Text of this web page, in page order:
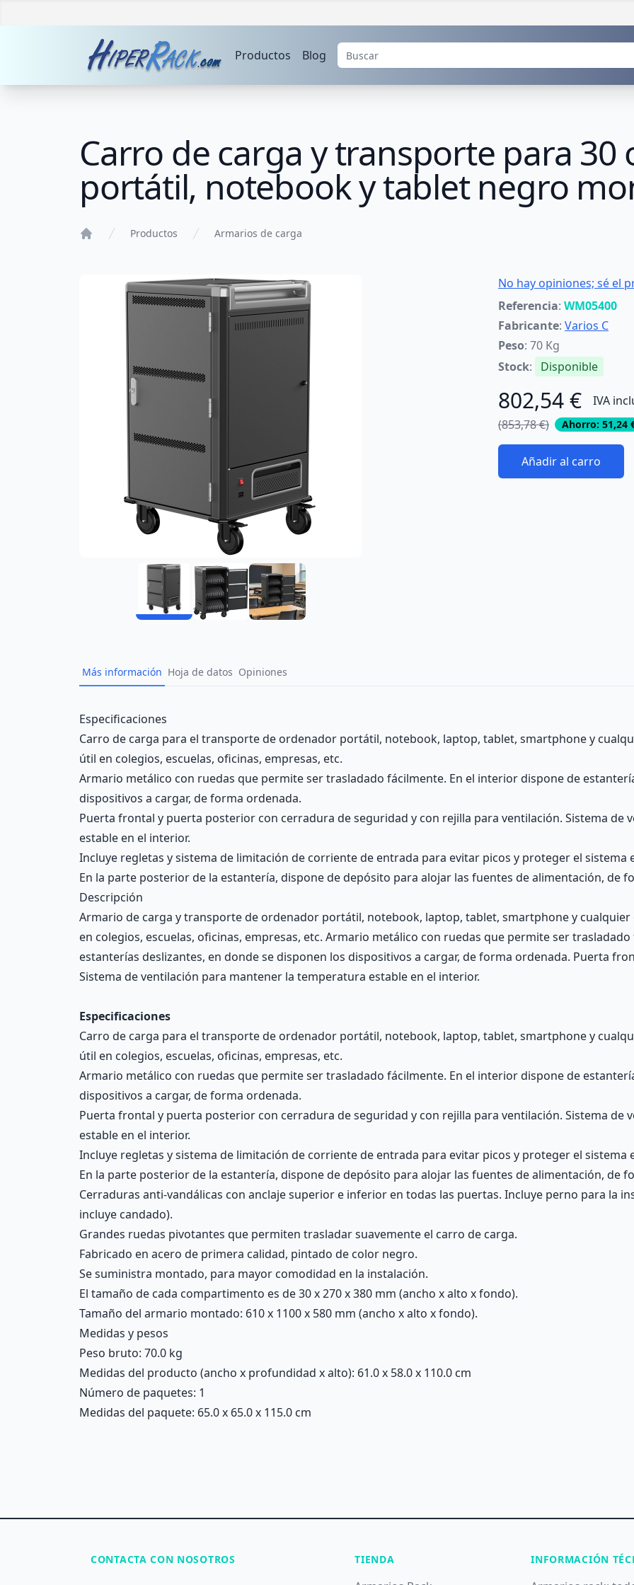
Productos Blog
Carro de carga y transporte para
portátil, notebook y tablet negro
Productos Armarios de carga
No hay opiniones; sé el
Referencia: WM05400
Fabricante: Varios C
Peso: 70 Kg
Stock: Disponible
802,54 €
IVA
(853,78 €)
Ahorro: 51,24
Añadir al carro
Más información Hoja de datos Opiniones
Description
Especificaciones
Carro de carga para el transporte de ordenador portátil, notebook, laptop, tablet, smartphone y
útil en colegios, escuelas, oficinas, empresas, etc.
Armario metálico con ruedas que permite ser trasladado fácilmente. En el interior dispone de
dispositivos a cargar, de forma ordenada.
Puerta frontal y puerta posterior con cerradura de seguridad y con rejilla para ventilación. Sistema de
estable en el interior.
Incluye regletas y sistema de limitación de corriente de entrada para evitar picos y proteger el sistema
En la parte posterior de la estantería, dispone de depósito para alojar las fuentes de alimentación, de
Descripción
Armario de carga y transporte de ordenador portátil, notebook, laptop, tablet, smartphone y
en colegios, escuelas, oficinas, empresas, etc. Armario metálico con ruedas que permite ser
estanterías deslizantes, en donde se disponen los dispositivos a cargar, de forma ordenada. Puerta
Sistema de ventilación para mantener la temperatura estable en el interior.
Especificaciones
Carro de carga para el transporte de ordenador portátil, notebook, laptop, tablet, smartphone y
útil en colegios, escuelas, oficinas, empresas, etc.
Armario metálico con ruedas que permite ser trasladado fácilmente. En el interior dispone de
dispositivos a cargar, de forma ordenada.
Puerta frontal y puerta posterior con cerradura de seguridad y con rejilla para ventilación. Sistema de
estable en el interior.
Incluye regletas y sistema de limitación de corriente de entrada para evitar picos y proteger el sistema
En la parte posterior de la estantería, dispone de depósito para alojar las fuentes de alimentación, de
Cerraduras anti-vandálicas con anclaje superior e inferior en todas las puertas. Incluye perno para la
incluye candado).
Grandes ruedas pivotantes que permiten trasladar suavemente el carro de carga.
Fabricado en acero de primera calidad, pintado de color negro.
Se suministra montado, para mayor comodidad en la instalación.
El tamaño de cada compartimento es de 30 x 270 x 380 mm (ancho x alto x fondo).
Tamaño del armario montado: 610 x 1100 x 580 mm (ancho x alto x fondo).
Medidas y pesos
Peso bruto: 70.0 kg
Medidas del producto (ancho x profundidad x alto): 61.0 x 58.0 x 110.0 cm
Número de paquetes: 1
Medidas del paquete: 65.0 x 65.0 x 115.0 cm
CONTACTA CON NOSOTROS TIENDA INFORMACIÓN